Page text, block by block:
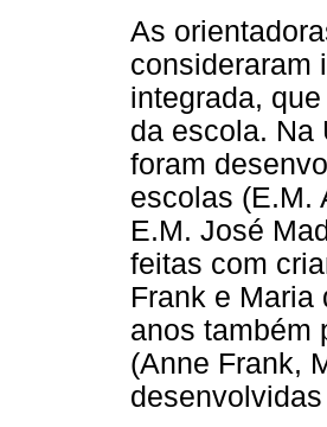
As
consideraram
integrada,
da escola. Na
foram
escolas (E.M.
E.M. José
feitas com
Frank e Maria
anos também
(Anne Frank,